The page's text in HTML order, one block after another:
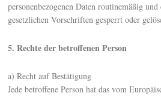
personenbezogenen Daten routinemäßig und
gesetzlichen Vorschriften gesperrt oder
5. Rechte der betroffenen Person
a) Recht auf Bestätigung
Jede betroffene Person hat das vom